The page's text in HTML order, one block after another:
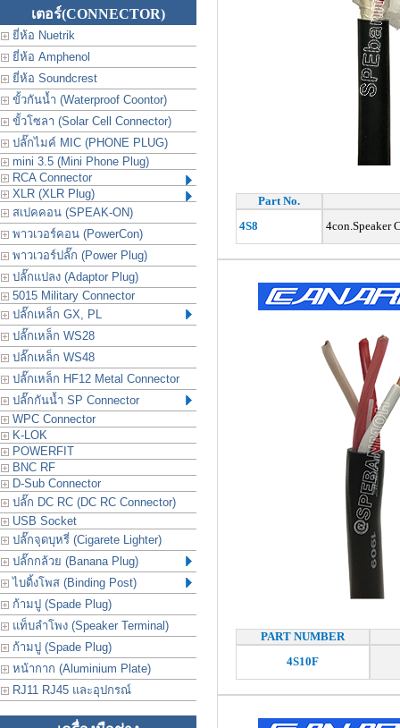
เตอร์(CONNECTOR)
ยี่ห้อ Nuetrik
ยี่ห้อ Amphenol
ยี่ห้อ Soundcrest
ขั้วกันน้ำ (Waterproof Coontor)
ขั้วโซลา (Solar Cell Connector)
ปลั๊กไมค์ MIC (PHONE PLUG)
mini 3.5 (Mini Phone Plug)
RCA Connector
XLR (XLR Plug)
สเปคคอน (SPEAK-ON)
พาวเวอร์คอน (PowerCon)
พาวเวอร์ปลั๊ก (Power Plug)
ปลั๊กแปลง (Adaptor Plug)
5015 Military Connector
ปลั๊กเหล็ก GX, PL
ปลั๊กเหล็ก WS28
ปลั๊กเหล็ก WS48
ปลั๊กเหล็ก HF12 Metal Connector
ปลั๊กกันน้ำ SP Connector
WPC Connector
K-LOK
POWERFIT
BNC RF
D-Sub Connector
ปลั๊ก DC RC (DC RC Connector)
USB Socket
ปลั๊กจุดบุหรี่ (Cigarete Lighter)
ปลั๊กกล้วย (Banana Plug)
ไบดิ้งโพส (Binding Post)
ก้ามปู (Spade Plug)
แท็บลำโพง (Speaker Terminal)
ก้ามปู (Spade Plug)
หน้ากาก (Aluminium Plate)
RJ11 RJ45 และอุปกรณ์
Part No.
4S8
4con.Speaker
PART NUMBER
4S10F